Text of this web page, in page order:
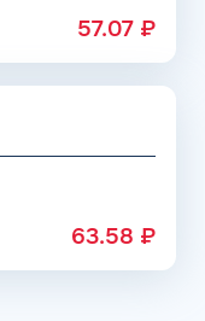
57.07 ₽
63.58 ₽